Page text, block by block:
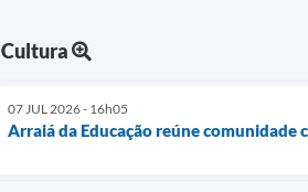
Cultura
07 JUL 2026 - 16h05
Arraiá da Educação reúne comunidade